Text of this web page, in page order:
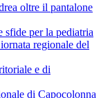
oltre il pantalone
per la pediatria
regionale del
e di
di Capocolonna